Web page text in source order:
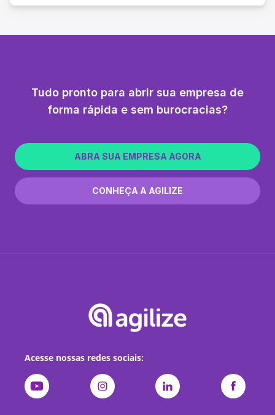
Tudo pronto para abrir sua empresa de
forma rápida e sem burocracias?
ABRA SUA EMPRESA AGORA
CONHEÇA A AGILIZE
Acesse nossas redes sociais: